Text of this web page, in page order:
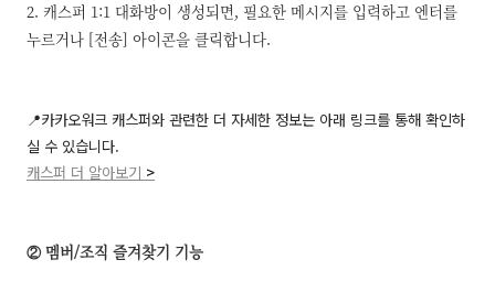
2. 캐스퍼 1:1 대화방이 생성되면, 필요한 메시지를 입력하고 엔터를
누르거나 [전송] 아이콘을 클릭합니다.
📍카카오워크 캐스퍼와 관련한 더 자세한 정보는 아래 링크를 통해 확인하
실 수 있습니다.
캐스퍼 더 알아보기 >
② 멤버/조직 즐겨찾기 기능